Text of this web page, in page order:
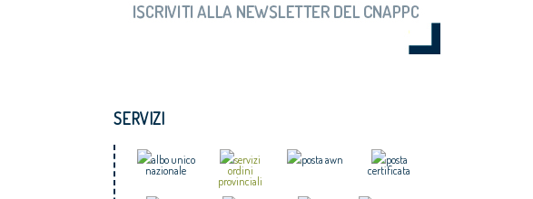
SERVIZI
albo unico
nazionale
servizi
ordini
provinciali
posta awn
posta
certificata